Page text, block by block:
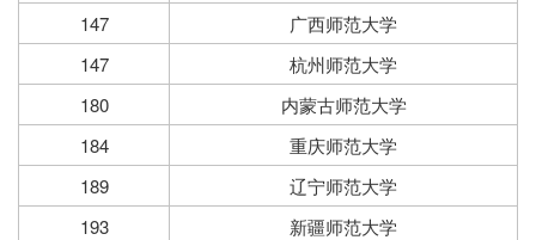
147
广西师范大学
147
杭州师范大学
180
内蒙古师范大学
184
重庆师范大学
189
辽宁师范大学
193
新疆师范大学